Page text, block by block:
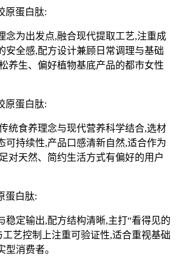
原蛋白肽:
念为出发点,融合现代提取工艺,注重成
安全感,配方设计兼顾日常调理与基础
养生、偏好植物基底产品的都市女性
原蛋白肽:
统食养理念与现代营养科学结合,选材
可持续性,产品口感清新自然,适合作为
对天然、简约生活方式有偏好的用户
蛋白肽:
稳定输出,配方结构清晰,主打“看得见的
工艺控制上注重可验证性,适合重视基础
型消费者。